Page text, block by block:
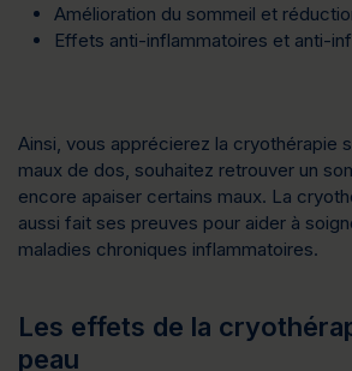
Amélioration du sommeil et
Effets anti-inflammatoires et anti-
Ainsi, vous apprécierez la cryothérapie
maux de dos, souhaitez retrouver un
encore apaiser certains maux. La
aussi fait ses preuves pour aider à
maladies chroniques inflammatoires.
Les effets de la
peau